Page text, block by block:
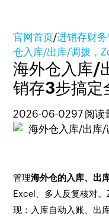
官网首页/进销存财
仓入库/出库/调拨，
海外仓入库/
销存3步搞定
2026-06-0297 阅读
管理海外仓的入库、出
Excel、多人反复核对
现：入库自动入账、出